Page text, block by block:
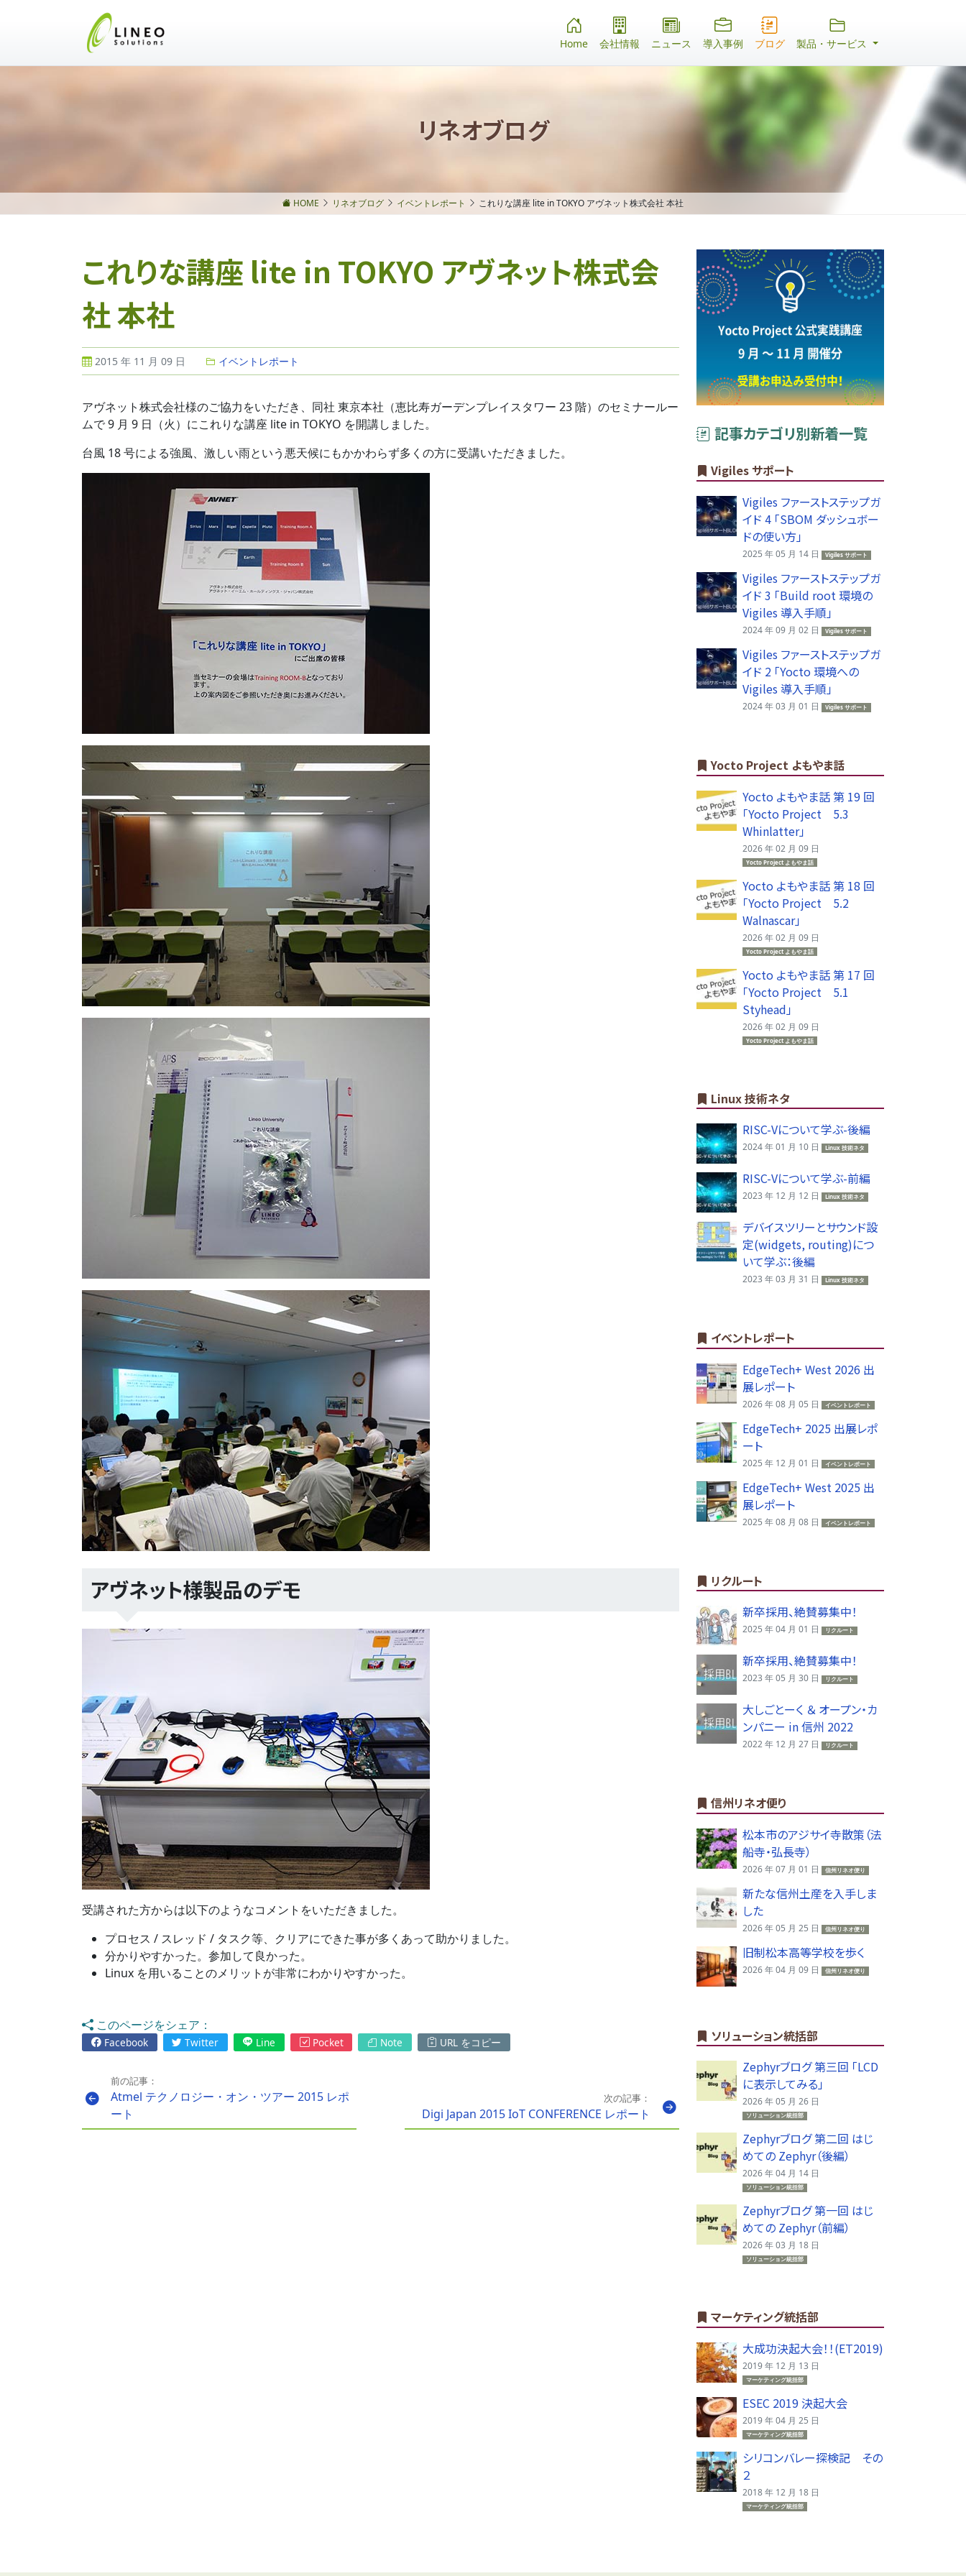
Home 会社情報 ニュース 導入事例 ブログ 製品・サービス
リネオブログ
HOME リネオブログ イベントレポート これりな講座 lite in TOKYO アヴネット株式会社 本社
これりな講座 lite in TOKYO アヴネット株式会
社 本社
2015 年 11 月 09 日 イベントレポート
アヴネット株式会社様のご協力をいただき、同社 東京本社（恵比寿ガーデンプレイスタワー 23 階）のセミナールー
ムで 9 月 9 日（火）にこれりな講座 lite in TOKYO を開講しました。
台風 18 号による強風、激しい雨という悪天候にもかかわらず多くの方に受講いただきました。
アヴネット様製品のデモ
受講された方からは以下のようなコメントをいただきました。
プロセス / スレッド / タスク等、クリアにできた事が多くあって助かりました。
分かりやすかった。参加して良かった。
Linux を用いることのメリットが非常にわかりやすかった。
このページをシェア：
Facebook Twitter Line Pocket Note URL をコピー
前の記事：
Atmel テクノロジー・オン・ツアー 2015 レポ
ート
次の記事：
Digi Japan 2015 IoT CONFERENCE レポート
記事カテゴリ別新着一覧
Vigiles サポート
Vigiles ファーストステップガ
イド 4 「SBOM ダッシュボー
ドの使い方」
2025 年 05 月 14 日 Vigiles サポート
Vigiles ファーストステップガ
イド 3 「Build root 環境の
Vigiles 導入手順」
2024 年 09 月 02 日 Vigiles サポート
Vigiles ファーストステップガ
イド 2 「Yocto 環境への
Vigiles 導入手順」
2024 年 03 月 01 日 Vigiles サポート
Yocto Project よもやま話
Yocto よもやま話 第 19 回
「Yocto Project 5.3
Whinlatter」
2026 年 02 月 09 日
Yocto Project よもやま話
Yocto よもやま話 第 18 回
「Yocto Project 5.2
Walnascar」
2026 年 02 月 09 日
Yocto Project よもやま話
Yocto よもやま話 第 17 回
「Yocto Project 5.1
Styhead」
2026 年 02 月 09 日
Yocto Project よもやま話
Linux 技術ネタ
RISC-Vについて学ぶ-後編
2024 年 01 月 10 日 Linux 技術ネタ
RISC-Vについて学ぶ-前編
2023 年 12 月 12 日 Linux 技術ネタ
デバイスツリーとサウンド設
定(widgets, routing)につ
いて学ぶ：後編
2023 年 03 月 31 日 Linux 技術ネタ
イベントレポート
EdgeTech+ West 2026 出
展レポート
2026 年 08 月 05 日 イベントレポート
EdgeTech+ 2025 出展レポ
ート
2025 年 12 月 01 日 イベントレポート
EdgeTech+ West 2025 出
展レポート
2025 年 08 月 08 日 イベントレポート
リクルート
新卒採用、絶賛募集中！
2025 年 04 月 01 日 リクルート
新卒採用、絶賛募集中！
2023 年 05 月 30 日 リクルート
大しごとーく ＆ オープン・カ
ンパニー in 信州 2022
2022 年 12 月 27 日 リクルート
信州リネオ便り
松本市のアジサイ寺散策（法
船寺・弘長寺）
2026 年 07 月 01 日 信州リネオ便り
新たな信州土産を入手しま
した
2026 年 05 月 25 日 信州リネオ便り
旧制松本高等学校を歩く
2026 年 04 月 09 日 信州リネオ便り
ソリューション統括部
Zephyrブログ 第三回 「LCD
に表示してみる」
2026 年 05 月 26 日
ソリューション統括部
Zephyrブログ 第二回 はじ
めての Zephyr（後編）
2026 年 04 月 14 日
ソリューション統括部
Zephyrブログ 第一回 はじ
めての Zephyr（前編）
2026 年 03 月 18 日
ソリューション統括部
マーケティング統括部
大成功決起大会！！(ET2019)
2019 年 12 月 13 日
マーケティング統括部
ESEC 2019 決起大会
2019 年 04 月 25 日
マーケティング統括部
シリコンバレー探検記 その
２
2018 年 12 月 18 日
マーケティング統括部